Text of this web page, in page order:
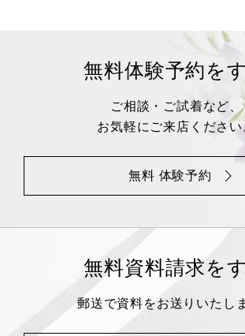
無料体験予約を
ご相談・ご試着など、
お気軽にご来店ください
無料 体験予約
無料資料請求を
郵送で資料をお送りいたしま